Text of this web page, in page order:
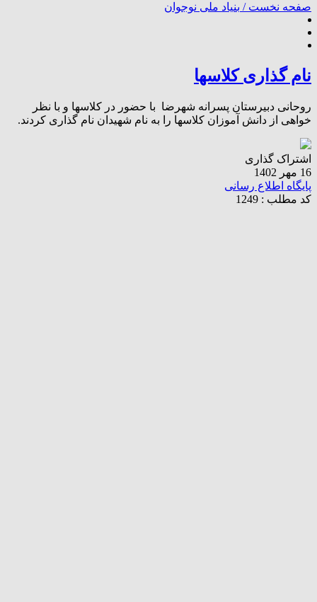
صفحه نخست / بنیاد ملی نوجوان
نام گذاری کلاسها
روحانی دبیرستان پسرانه شهرضا با حضور در کلاسها و با نظر
خواهی از دانش آموزان کلاسها را به نام شهیدان نام گذاری کردند.
اشتراک گذاری
16 مهر 1402
پایگاه اطلاع رسانی
کد مطلب : 1249